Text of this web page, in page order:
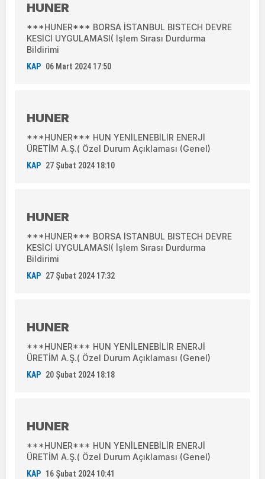
HUNER
***HUNER*** BORSA İSTANBUL BISTECH DEVRE
KESİCİ UYGULAMASI( İşlem Sırası Durdurma
Bildirimi
KAP 06 Mart 2024 17:50
HUNER
***HUNER*** HUN YENİLENEBİLİR ENERJİ
ÜRETİM A.Ş.( Özel Durum Açıklaması (Genel)
KAP 27 Şubat 2024 18:10
HUNER
***HUNER*** BORSA İSTANBUL BISTECH DEVRE
KESİCİ UYGULAMASI( İşlem Sırası Durdurma
Bildirimi
KAP 27 Şubat 2024 17:32
HUNER
***HUNER*** HUN YENİLENEBİLİR ENERJİ
ÜRETİM A.Ş.( Özel Durum Açıklaması (Genel)
KAP 20 Şubat 2024 18:18
HUNER
***HUNER*** HUN YENİLENEBİLİR ENERJİ
ÜRETİM A.Ş.( Özel Durum Açıklaması (Genel)
KAP 16 Şubat 2024 10:41